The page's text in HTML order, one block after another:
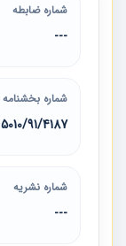
شماره ضابطه
---
شماره بخشنامه
5010/91/4187
شماره نشریه
---